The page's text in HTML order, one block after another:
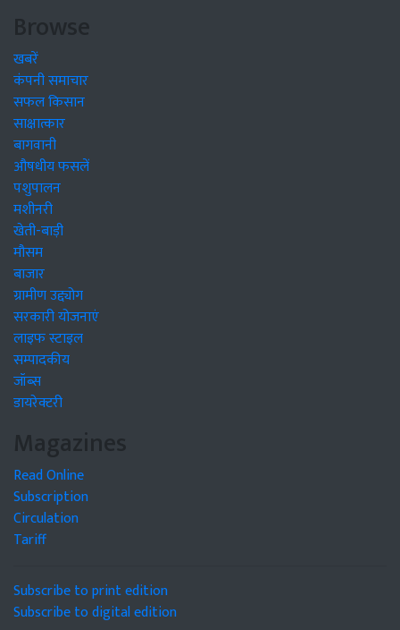
Browse
खबरें
कंपनी समाचार
सफल किसान
साक्षात्कार
बागवानी
औषधीय फसलें
पशुपालन
मशीनरी
खेती-बाड़ी
मौसम
बाजार
ग्रामीण उद्द्योग
सरकारी योजनाएं
लाइफ स्टाइल
सम्पादकीय
जॉब्स
डायरेक्टरी
Magazines
Read Online
Subscription
Circulation
Tariff
Subscribe to print edition
Subscribe to digital edition